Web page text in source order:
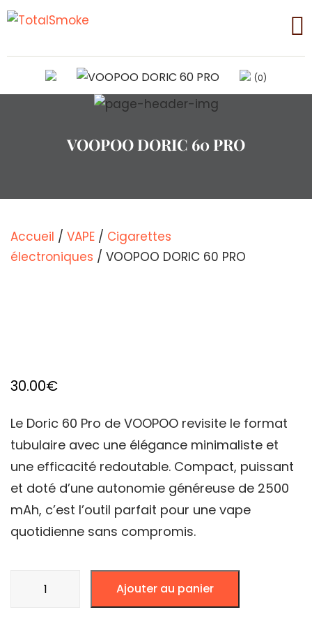
(0)
VOOPOO DORIC 60 PRO
Accueil / VAPE / Cigarettes
électroniques / VOOPOO DORIC 60 PRO
30.00€
Le Doric 60 Pro de VOOPOO revisite le format
tubulaire avec une élégance minimaliste et
une efficacité redoutable. Compact, puissant
et doté d’une autonomie généreuse de 2500
mAh, c’est l’outil parfait pour une vape
quotidienne sans compromis.
Ajouter au panier